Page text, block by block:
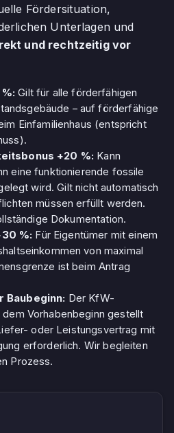
Fördersituation,
Unterlagen und
und rechtzeitig vor
Gilt für alle förderfähigen
– auf förderfähige
Einfamilienhaus (entspricht
+20 %: Kann
eine funktionierende fossile
wird. Gilt nicht automatisch
müssen erfüllt werden.
Dokumentation.
%: Für Eigentümer mit einem
von maximal
ist beim Antrag
Baubeginn: Der KfW-
Vorhabenbeginn gestellt
oder Leistungsvertrag mit
erforderlich. Wir begleiten
Prozess.